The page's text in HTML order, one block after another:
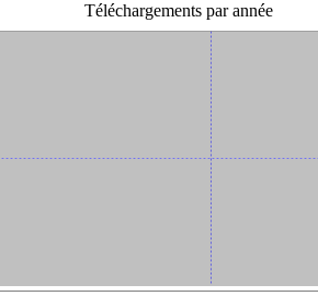
Téléchargements par année